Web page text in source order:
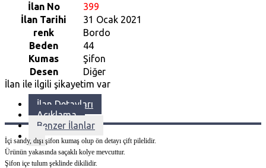
İlan No
399
İlan Tarihi
31 Ocak 2021
renk
Bordo
Beden
44
Kumas
Şifon
Desen
Diğer
İlan ile ilgili şikayetim var
İlan Detayları
Açıklama
Benzer İlanlar
İçi sandy, dışı şifon kumaş olup ön detayı çift pilelidir.
Ürünün yakasında saçaklı kolye mevcuttur.
Şifon içe tulum şeklinde dikilidir.